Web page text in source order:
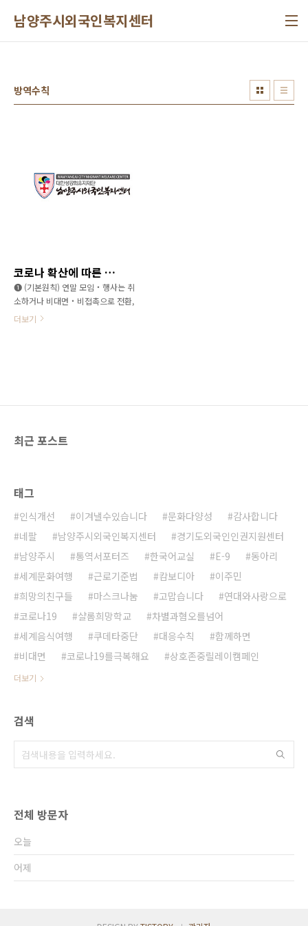
남양주시외국인복지센터
방역수칙
코로나 확산에 따른 방역안내
➊ (기본원칙) 연말 모임‧행사는 취
소하거나 비대면‧비접촉으로 전환,
불요불급한 외출 자제 ➋ (부득이한
자제, 비대면·비접촉으로 모임‧행
및 사람 많은 다중이용시설 이용 자
모임없이 안전하게 즐기세요!” ㅇ 연
말·연시 기간은 소규모로 보내기 ㅇ
더보기
최근 포스트
태그
인식개선 이겨낼수있습니다 문화다양성
감사합니다
네팔
남양주시외국인복지센터
경기도외국인인권지원센터
남양주시
통역서포터즈 한국어교실 E-9
동아리
세계문화여행
근로기준법 캄보디아
이주민
희망의친구들
마스크나눔 고맙습니다
연대와사랑으로
코로나19
샬롬희망학교
차별과혐오를넘어
세계음식여행
쿠데타중단 대응수칙
함께하면
비대면
코로나19를극복해요 상호존중릴레이캠페인
더보기
검색
전체 방문자
오늘
어제